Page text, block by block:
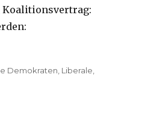
Koalitionsvertrag:
Demokraten, Liberale,